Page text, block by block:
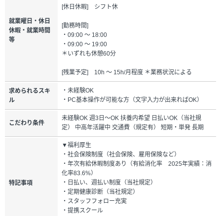
就業曜日・休日
休暇・就業時間
等
[休日休暇] シフト休
[勤務時間]
・09:00 ～ 18:00
・09:00 ～ 19:00
＊いずれも休憩60分
[残業予定] 10h ～ 15h/月程度 ＊業務状況による
求められるスキ
ル
・未経験OK
・PC基本操作が可能な方（文字入力が出来ればOK）
こだわり条件
未経験OK 週3日～OK 扶養内希望 日払いOK（当社規
定） 中高年活躍中 交通費（規定有） 短期・単発 長期
特記事項
▼福利厚生
・社会保険制度（社会保険、雇用保険など）
・年次有給休暇制度あり（有給消化率 2025年実績：消
化率83.6%）
・日払い、週払い制度（当社規定）
・定期健康診断（当社規定）
・スタッフフォロー充実
・提携スクール